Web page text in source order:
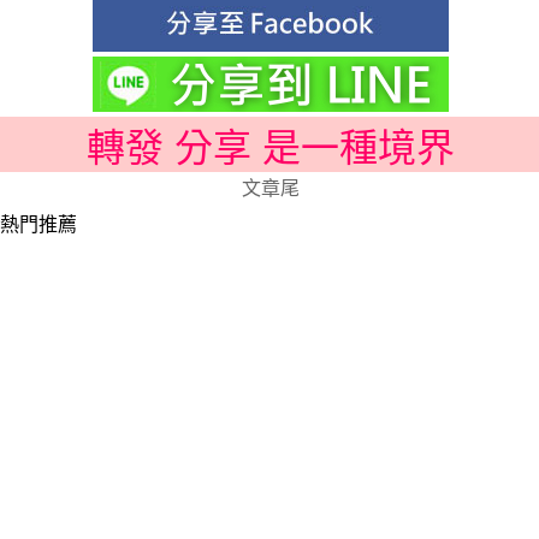
轉發 分享 是一種境界
文章尾
熱門推薦